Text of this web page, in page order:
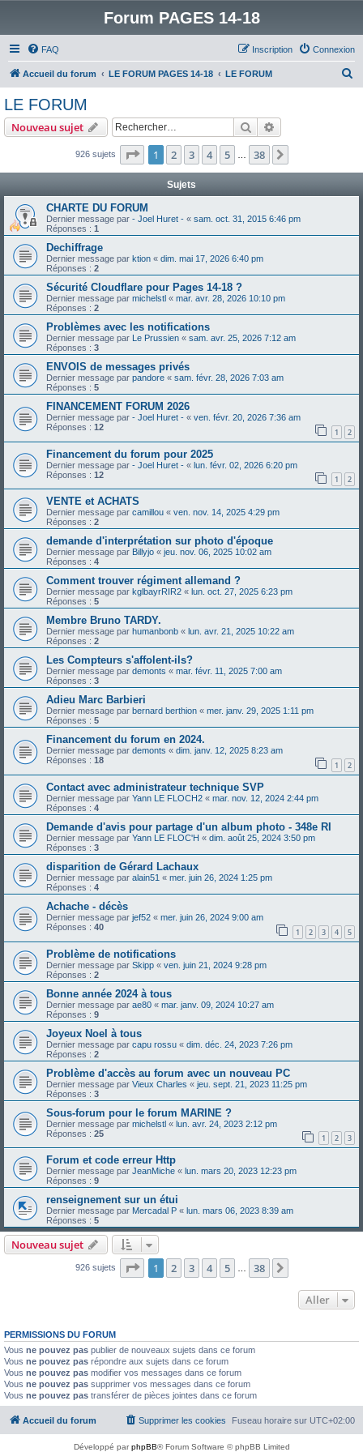
Forum PAGES 14-18
FAQ Connexion
Inscription
Accueil du forum LE FORUM PAGES 14-18 LE FORUM
LE FORUM
Nouveau sujet Rechercher
926 sujets Page 1sur38
1 2 3 4 5 38
Sujets
CHARTE DU FORUM
Dernier message par - Joel Huret - « sam. oct. 31, 2015 6:46 pm
Réponses : 1
Dechiffrage
Dernier message par ktion « dim. mai 17, 2026 6:40 pm
Réponses : 2
Sécurité Cloudflare pour Pages 14-18 ?
Dernier message par michelstl « mar. avr. 28, 2026 10:10 pm
Réponses : 2
Problèmes avec les notifications
Dernier message par Le Prussien « sam. avr. 25, 2026 7:12 am
Réponses : 3
ENVOIS de messages privés
Dernier message par pandore « sam. févr. 28, 2026 7:03 am
Réponses : 5
FINANCEMENT FORUM 2026
Dernier message par - Joel Huret - « ven. févr. 20, 2026 7:36 am
Réponses : 12 1 2
Financement du forum pour 2025
Dernier message par - Joel Huret - « lun. févr. 02, 2026 6:20 pm
Réponses : 12 1 2
VENTE et ACHATS
Dernier message par camillou « ven. nov. 14, 2025 4:29 pm
Réponses : 2
demande d'interprétation sur photo d'époque
Dernier message par Billyjo « jeu. nov. 06, 2025 10:02 am
Réponses : 4
Comment trouver régiment allemand ?
Dernier message par kglbayrRIR2 « lun. oct. 27, 2025 6:23 pm
Réponses : 5
Membre Bruno TARDY.
Dernier message par humanbonb « lun. avr. 21, 2025 10:22 am
Réponses : 2
Les Compteurs s'affolent-ils?
Dernier message par demonts « mar. févr. 11, 2025 7:00 am
Réponses : 3
Adieu Marc Barbieri
Dernier message par bernard berthion « mer. janv. 29, 2025 1:11 pm
Réponses : 5
Financement du forum en 2024.
Dernier message par demonts « dim. janv. 12, 2025 8:23 am
Réponses : 18 1 2
Contact avec administrateur technique SVP
Dernier message par Yann LE FLOCH2 « mar. nov. 12, 2024 2:44 pm
Réponses : 4
Demande d'avis pour partage d'un album photo - 348e RI
Dernier message par Yann LE FLOC'H « dim. août 25, 2024 3:50 pm
Réponses : 3
disparition de Gérard Lachaux
Dernier message par alain51 « mer. juin 26, 2024 1:25 pm
Réponses : 4
Achache - décès
Dernier message par jef52 « mer. juin 26, 2024 9:00 am
Réponses : 40 1 2 3 4 5
Problème de notifications
Dernier message par Skipp « ven. juin 21, 2024 9:28 pm
Réponses : 2
Bonne année 2024 à tous
Dernier message par ae80 « mar. janv. 09, 2024 10:27 am
Réponses : 9
Joyeux Noel à tous
Dernier message par capu rossu « dim. déc. 24, 2023 7:26 pm
Réponses : 2
Problème d'accès au forum avec un nouveau PC
Dernier message par Vieux Charles « jeu. sept. 21, 2023 11:25 pm
Réponses : 3
Sous-forum pour le forum MARINE ?
Dernier message par michelstl « lun. avr. 24, 2023 2:12 pm
Réponses : 25 1 2 3
Forum et code erreur Http
Dernier message par JeanMiche « lun. mars 20, 2023 12:23 pm
Réponses : 9
renseignement sur un étui
Dernier message par Mercadal P « lun. mars 06, 2023 8:39 am
Réponses : 5
Nouveau sujet
926 sujets Page 1sur38
1 2 3 4 5 38
Aller
PERMISSIONS DU FORUM
Vous ne pouvez pas publier de nouveaux sujets dans ce forum
Vous ne pouvez pas répondre aux sujets dans ce forum
Vous ne pouvez pas modifier vos messages dans ce forum
Vous ne pouvez pas supprimer vos messages dans ce forum
Vous ne pouvez pas transférer de pièces jointes dans ce forum
Accueil du forum Fuseau horaire sur UTC+02:00
Supprimer les cookies
Développé parphpBB® Forum Software © phpBB Limited